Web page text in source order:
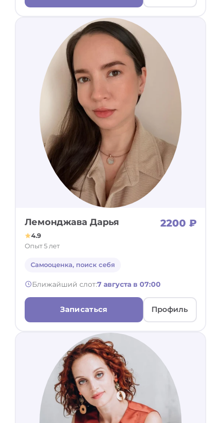
Лемонджава Дарья 2200 ₽
4.9
Опыт 5 лет
Самооценка, поиск себя
Ближайший слот:7 августа в 07:00
Записаться Профиль